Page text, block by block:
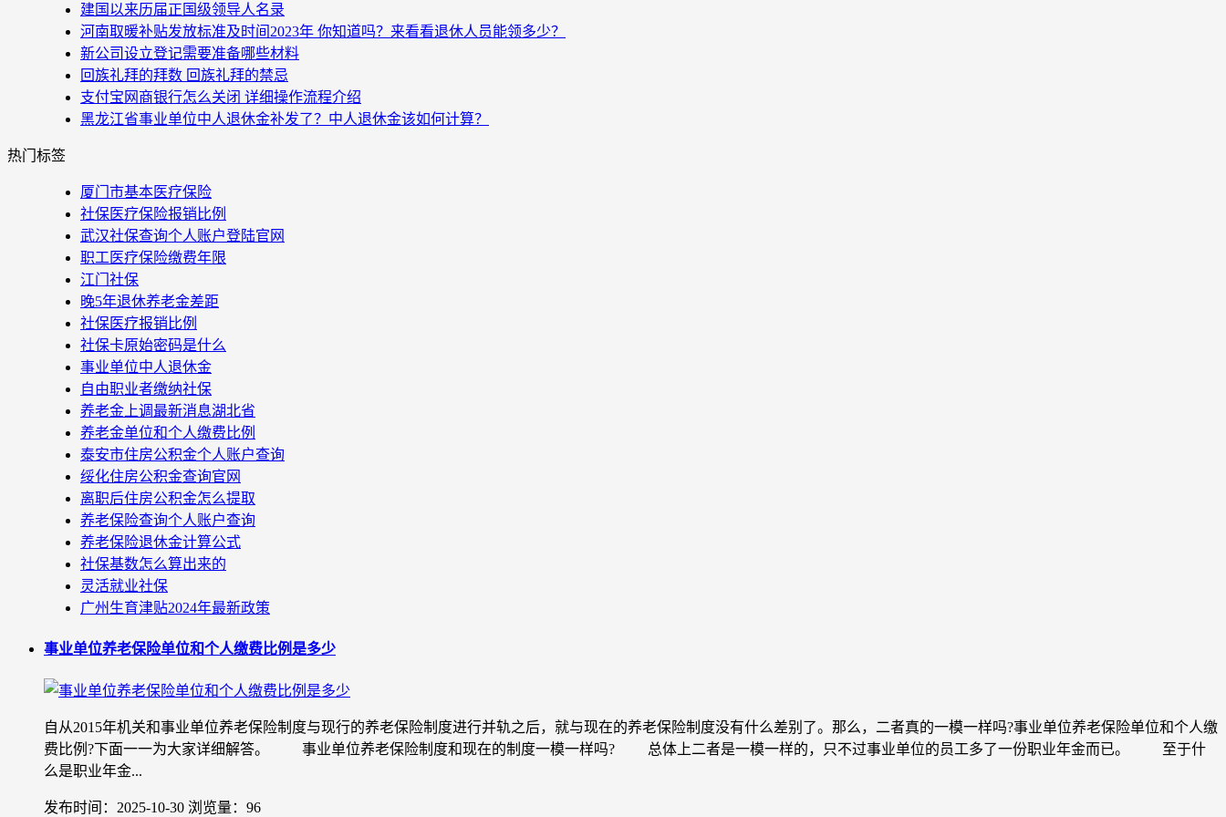
建国以来历届正国级领导人名录
河南取暖补贴发放标准及时间2023年 你知道吗？来看看退休人员能领多少？
新公司设立登记需要准备哪些材料
回族礼拜的拜数 回族礼拜的禁忌
支付宝网商银行怎么关闭 详细操作流程介绍
黑龙江省事业单位中人退休金补发了？中人退休金该如何计算？
热门标签
厦门市基本医疗保险
社保医疗保险报销比例
武汉社保查询个人账户登陆官网
职工医疗保险缴费年限
江门社保
晚5年退休养老金差距
社保医疗报销比例
社保卡原始密码是什么
事业单位中人退休金
自由职业者缴纳社保
养老金上调最新消息湖北省
养老金单位和个人缴费比例
泰安市住房公积金个人账户查询
绥化住房公积金查询官网
离职后住房公积金怎么提取
养老保险查询个人账户查询
养老保险退休金计算公式
社保基数怎么算出来的
灵活就业社保
广州生育津贴2024年最新政策
事业单位养老保险单位和个人缴费比例是多少
自从2015年机关和事业单位养老保险制度与现行的养老保险制度进行并轨之后，就与现在的养老保险制度没有什么差别了。那么，二者真的一模一样吗?事业单位养老保险单位和个人缴
费比例?下面一一为大家详细解答。 事业单位养老保险制度和现在的制度一模一样吗? 总体上二者是一模一样的，只不过事业单位的员工多了一份职业年金而已。 至于什
么是职业年金...
发布时间：2025-10-30 浏览量：96